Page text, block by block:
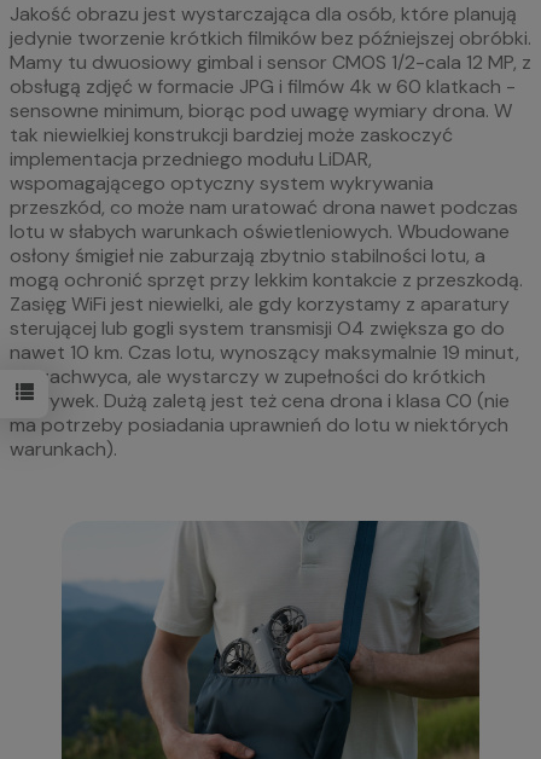
Jakość obrazu jest wystarczająca dla osób, które planują
jedynie tworzenie krótkich filmików bez późniejszej obróbki.
Mamy tu dwuosiowy gimbal i sensor CMOS 1/2-cala 12 MP, z
obsługą zdjęć w formacie JPG i filmów 4k w 60 klatkach -
sensowne minimum, biorąc pod uwagę wymiary drona. W
tak niewielkiej konstrukcji bardziej może zaskoczyć
implementacja przedniego modułu LiDAR,
wspomagającego optyczny system wykrywania
przeszkód, co może nam uratować drona nawet podczas
lotu w słabych warunkach oświetleniowych. Wbudowane
osłony śmigieł nie zaburzają zbytnio stabilności lotu, a
mogą ochronić sprzęt przy lekkim kontakcie z przeszkodą.
Zasięg WiFi jest niewielki, ale gdy korzystamy z aparatury
sterującej lub gogli system transmisji O4 zwiększa go do
nawet 10 km. Czas lotu, wynoszący maksymalnie 19 minut,
nie zachwyca, ale wystarczy w zupełności do krótkich
nagrywek. Dużą zaletą jest też cena drona i klasa C0 (nie
ma potrzeby posiadania uprawnień do lotu w niektórych
warunkach).